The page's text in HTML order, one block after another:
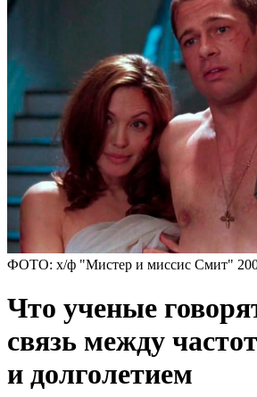
ФОТО: х/ф "Мистер и миссис Смит"
Что ученые
связь между
и долголетием